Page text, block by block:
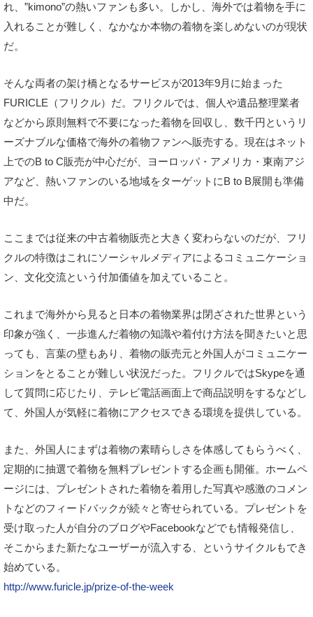
れ、”kimono”の熱いファンも多い。しかし、海外では着物を手に
入れることが難しく、なかなか本物の着物を楽しめないのが現状
だ。
そんな両者の架け橋となるサービスが2013年9月に始まった
FURICLE（フリクル）だ。フリクルでは、個人や遺品整理業者
などから原則無料で不要になった着物を回収し、数千円というリ
ーズナブルな価格で海外の着物ファンへ販売する。現在はネット
上でのB to C販売が中心だが、ヨーロッパ・アメリカ・東南アジ
アなど、熱いファンのいる地域をターゲットにB to B展開も準備
中だ。
ここまでは従来の中古着物販売と大きく変わらないのだが、フリ
クルの特徴はこれにソーシャルメディアによるコミュニケーショ
ン、文化交流という付加価値を加えていること。
これまで海外から見ると日本の着物業界は閉ざされた世界という
印象が強く、一歩進んだ着物の知識や着付け方法を聞きたいと思
っても、言葉の壁もあり、着物の販売元と外国人がコミュニケー
ションをとることが難しい状況だった。フリクルではSkypeを通
して質問に応じたり、テレビ電話画面上で商品説明をするなどし
て、外国人が気軽に着物にアクセスできる環境を提供している。
また、外国人にまずは着物の素晴らしさを体感してもらうべく、
定期的に抽選で着物を無料プレゼントする企画も開催。ホームペ
ージには、プレゼントされた着物を着用した写真や感激のコメン
トなどのフィードバックが続々と寄せられている。プレゼントを
受け取った人が自分のブログやFacebookなどでも情報発信し、
そこからまた新たなユーザーが流入する、というサイクルもでき
始めている。
http://www.furicle.jp/prize-of-the-week